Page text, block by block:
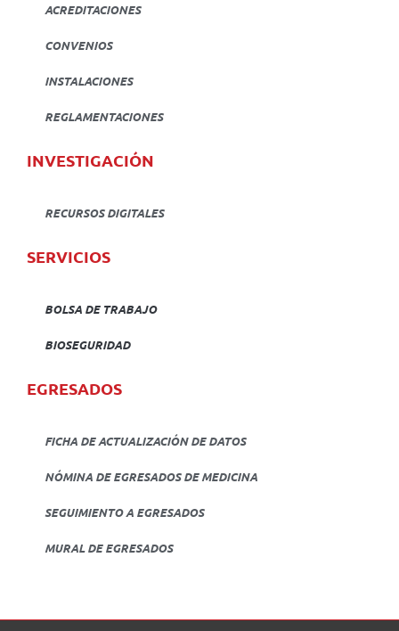
ACREDITACIONES
CONVENIOS
INSTALACIONES
REGLAMENTACIONES
INVESTIGACIÓN
RECURSOS DIGITALES
SERVICIOS
BOLSA DE TRABAJO
BIOSEGURIDAD
EGRESADOS
FICHA DE ACTUALIZACIÓN DE DATOS
NÓMINA DE EGRESADOS DE MEDICINA
SEGUIMIENTO A EGRESADOS
MURAL DE EGRESADOS